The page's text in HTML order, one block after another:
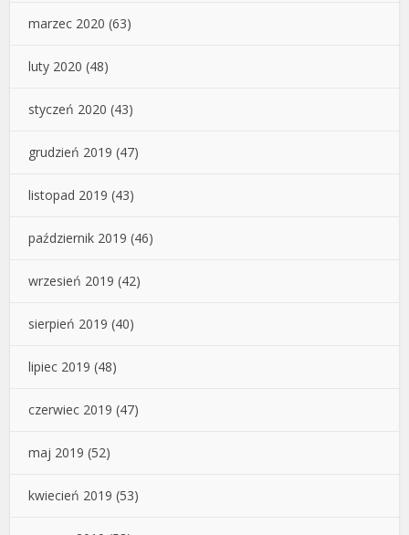
marzec 2020 (63)
luty 2020 (48)
styczeń 2020 (43)
grudzień 2019 (47)
listopad 2019 (43)
październik 2019 (46)
wrzesień 2019 (42)
sierpień 2019 (40)
lipiec 2019 (48)
czerwiec 2019 (47)
maj 2019 (52)
kwiecień 2019 (53)